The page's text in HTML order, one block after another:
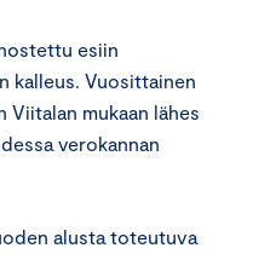
esiin
kalleus. Vuosittainen
mukaan lähes
verokannan
alusta toteutuva